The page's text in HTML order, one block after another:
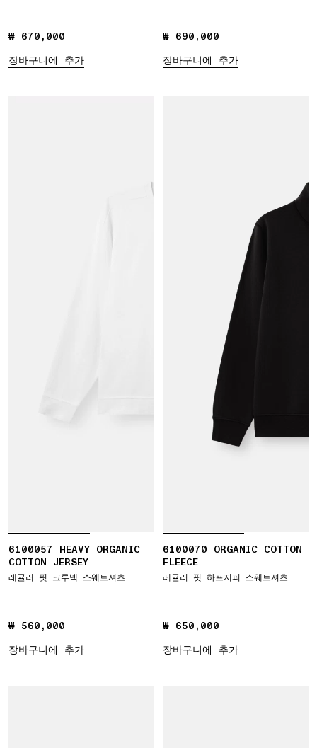
₩ 670,000
₩ 670,000
장바구니에 추가
₩ 690,000
₩ 690,000
장바구니에 추가
6100057 HEAVY ORGANIC
COTTON JERSEY
레귤러 핏 크루넥 스웨트셔츠
₩ 560,000
₩ 560,000
장바구니에 추가
6100070 ORGANIC COTTON
FLEECE
레귤러 핏 하프지퍼 스웨트셔츠
₩ 650,000
₩ 650,000
장바구니에 추가